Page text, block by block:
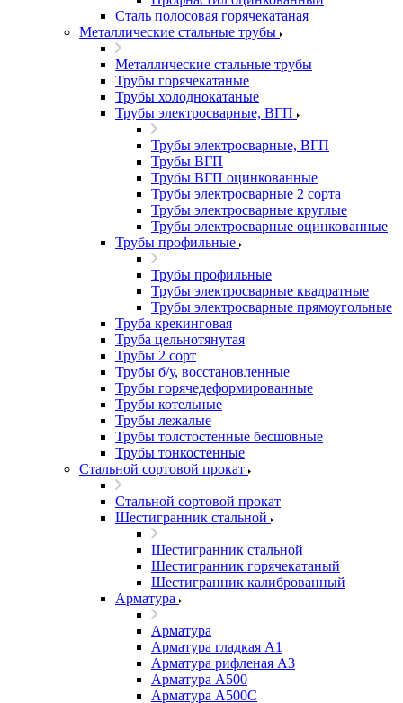
Сталь полосовая горячекатаная
Металлические стальные трубы
Металлические стальные трубы
Трубы горячекатаные
Трубы холоднокатаные
Трубы электросварные, ВГП
Трубы электросварные, ВГП
Трубы ВГП
Трубы ВГП оцинкованные
Трубы электросварные 2 сорта
Трубы электросварные круглые
Трубы электросварные оцинкованные
Трубы профильные
Трубы профильные
Трубы электросварные квадратные
Трубы электросварные прямоугольные
Труба крекинговая
Труба цельнотянутая
Трубы 2 сорт
Трубы б/у, восстановленные
Трубы горячедеформированные
Трубы котельные
Трубы лежалые
Трубы толстостенные бесшовные
Трубы тонкостенные
Стальной сортовой прокат
Стальной сортовой прокат
Шестигранник стальной
Шестигранник стальной
Шестигранник горячекатаный
Шестигранник калиброванный
Арматура
Арматура
Арматура гладкая А1
Арматура рифленая А3
Арматура А500
Арматура А500С